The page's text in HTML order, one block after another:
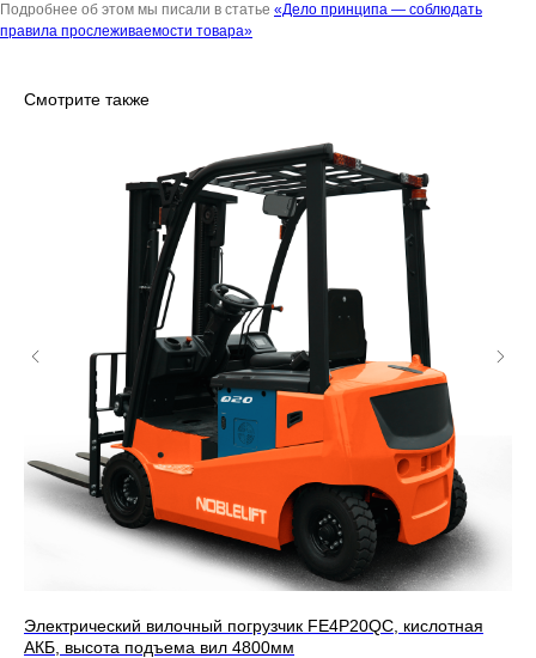
Подробнее об этом мы писали в статье «Дело принципа — соблюдать
правила прослеживаемости товара»
Смотрите также
Электрический вилочный погрузчик FE4P20QC, кислотная
АКБ, высота подъема вил 4800мм